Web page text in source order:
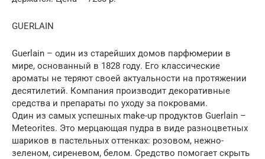
GUERLAIN
Guerlain – один из старейших домов парфюмерии в
мире, основанный в 1828 году. Его классические
ароматы не теряют своей актуальности на протяжении
десятилетий. Компания производит декоративные
средства и препараты по уходу за покровами.
Один из самых успешных make-up продуктов Guerlain –
Meteorites. Это мерцающая пудра в виде разноцветных
шариков в пастельных оттенках: розовом, нежно-
зеленом, сиреневом, белом. Средство помогает скрыть